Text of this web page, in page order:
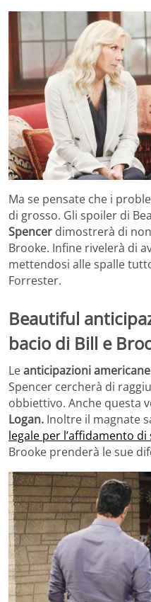
Ma se pensate che i
di grosso. Gli spoiler di
Spencer dimostrerà di
Brooke. Infine rivelerà di
mettendosi alle spalle
Forrester.
Beautiful
bacio di Bill e
Leanticipazioni americane
Spencer cercherà di
obbiettivo. Anche questa
Logan. Inoltre il magnate
legale per l’affidamento
Brooke prenderà le sue